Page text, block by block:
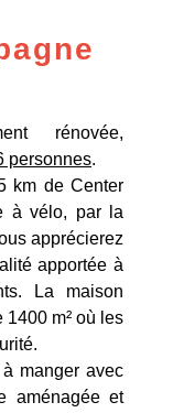
rénovée,
personnes.
km de Center
à vélo, par la
apprécierez
apportée à
La maison
m² où les
manger avec
aménagée et